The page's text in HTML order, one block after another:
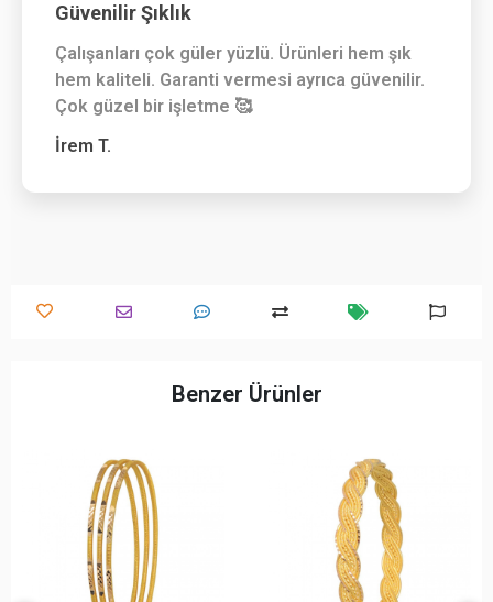
Güvenilir Şıklık
Çalışanları çok güler yüzlü. Ürünleri hem şık
hem kaliteli. Garanti vermesi ayrıca güvenilir.
Çok güzel bir işletme 🥰
İrem T.
Benzer Ürünler